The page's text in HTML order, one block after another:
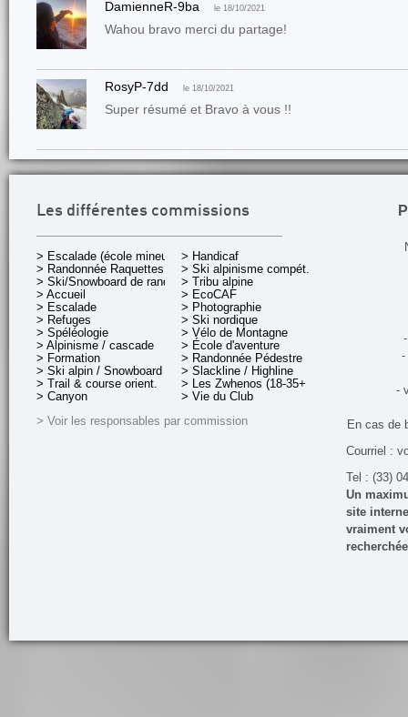
DamienneR-9ba le 18/10/2021
Wahou bravo merci du partage!
RosyP-7dd le 18/10/2021
Super résumé et Bravo à vous !!
Les différentes commissions
> Escalade (école mineurs)
> Randonnée Raquettes
> Ski/Snowboard de rando.
> Accueil
> Escalade
> Refuges
> Spéléologie
> Alpinisme / cascade
> Formation
> Ski alpin / Snowboard
> Trail & course orient.
> Canyon
> Handicaf
> Ski alpinisme compét.
> Tribu alpine
> EcoCAF
> Photographie
> Ski nordique
> Vélo de Montagne
> École d'aventure
> Randonnée Pédestre
> Slackline / Highline
> Les Zwhenos (18-35+ ans)
> Vie du Club
> Voir les responsables par commission
-
-
En cas de
Courriel :
Tel : (33)
Un
site
vraiment